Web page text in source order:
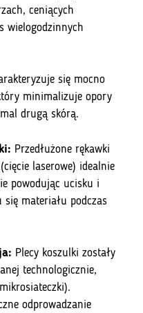
ceniących
wielogodzinnych
się mocno
minimalizuje opory
drugą skórą.
Przedłużone rękawki
laserowe) idealnie
powodując ucisku i
się materiału podczas
Plecy koszulki zostały
technologicznie,
odprowadzanie